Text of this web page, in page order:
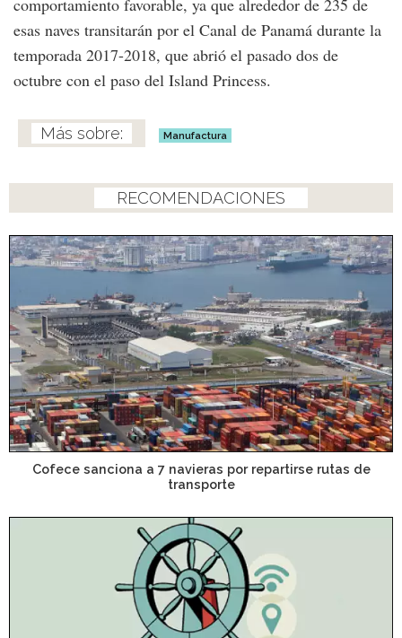
esas naves transitarán por el Canal de Panamá durante la
temporada 2017-2018, que abrió el pasado dos de
octubre con el paso del Island Princess.
Manufactura
RECOMENDACIONES
Cofece sanciona a 7 navieras por repartirse rutas de
transporte